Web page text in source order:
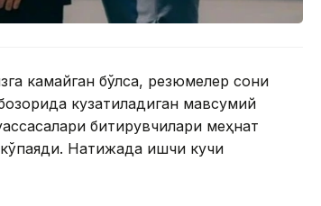
камайган бўлса, резюмелер сони
кузатиладиган мавсумий
битирувчилари меҳнат
Натижада ишчи кучи